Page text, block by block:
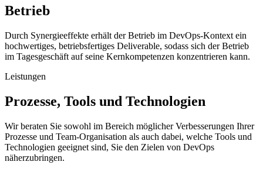
Betrieb
Durch Synergieeffekte erhält der Betrieb im DevOps-Kontext ein
hochwertiges, betriebsfertiges Deliverable, sodass sich der Betrieb
im Tagesgeschäft auf seine Kernkompetenzen konzentrieren kann.
Leistungen
Prozesse, Tools und Technologien
Wir beraten Sie sowohl im Bereich möglicher Verbesserungen Ihrer
Prozesse und Team-Organisation als auch dabei, welche Tools und
Technologien geeignet sind, Sie den Zielen von DevOps
näherzubringen.